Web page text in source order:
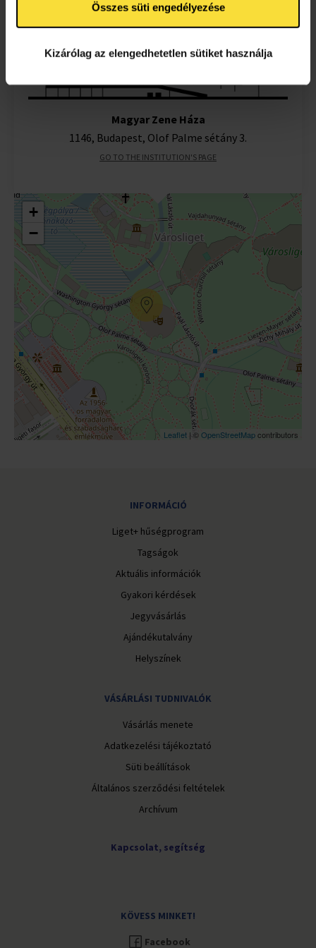
Összes süti engedélyezése
Kizárólag az elengedhetetlen sütiket használja
Magyar Zene Háza
1146, Budapest, Olof Palme sétány 3.
GO TO THE INSTITUTION'S PAGE
+
−
Leaflet | ©OpenStreetMapcontributors
INFORMÁCIÓ
Liget+ hűségprogram
Tagságok
Aktuális információk
Gyakori kérdések
Jegyvásárlás
Ajándékutalvány
Helyszínek
VÁSÁRLÁSI TUDNIVALÓK
Vásárlás menete
Adatkezelési tájékoztató
Süti beállítások
Általános szerződési feltételek
Archívum
Kapcsolat, segítség
KÖVESS MINKET!
Facebook